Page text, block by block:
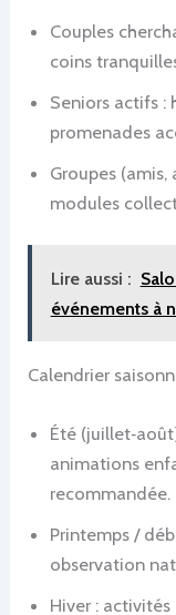
Couples
coins
Seniors actifs :
promenades
Groupes
modules
Lire aussi :
événements à
Calendrier
Été
animations
recommandée.
Printemps /
observation
Hiver :